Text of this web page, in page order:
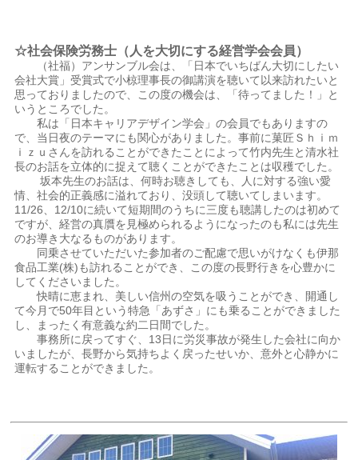
☆社会保険労務士（人を大切にする経営学会会員）
（社福）アンサンブル会は、「日本でいちばん大切にしたい
会社大賞」受賞式で小椋理事長の御講演を聴いて以来訪れたいと
思っておりましたので、この度の機会は、「待ってました！」と
いうところでした。
私は「日本キャリアデザイン学会」の会員でもありますの
で、当日夜のテーマにも関心がありました。事前に菓匠Ｓｈｉｍ
ｉｚｕさんを訪れることができたことによって竹内先生と清水社
長のお話を立体的に捉えて聴くことができたことは収穫でした。
坂本先生のお話は、何時お聴きしても、人に対する強い愛
情、社会的正義感に溢れており、没頭して聴いてしまいます。
11/26、12/10に続いて短期間のうちに三度も聴講したのは初めて
ですが、経営の真贋を見極められるようになったのも私には先生
のお導き大なるものがあります。
同乗させていただいた参加者のご配慮で思いがけなくも伊那
食品工業(株)も訪れることができ、この度の長野行きを心豊かに
してくださいました。
快晴に恵まれ、美しい信州の空気を吸うことができ、開通し
て今月で50年目という特急「あずさ」にも乗ることができました
し、まったく有意義な約二日間でした。
事務所に戻ってすぐ、13日に労災事故が発生した会社に向か
いましたが、長野から気持ちよく戻ったせいか、意外と心静かに
運転することができました。